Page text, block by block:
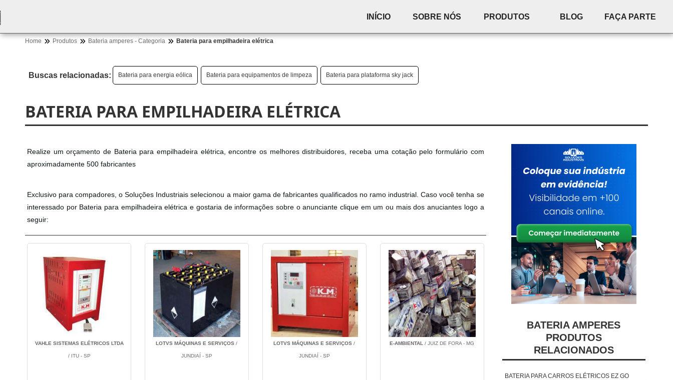
INÍCIO SOBRE NÓS PRODUTOS BLOG FAÇA PARTE
Home Produtos Bateria amperes - Categoria Bateria para empilhadeira elétrica
Buscas relacionadas: Bateria para energia eólica Bateria para equipamentos de limpeza Bateria para plataforma sky jack
BATERIA PARA EMPILHADEIRA ELÉTRICA
Realize um orçamento de Bateria para empilhadeira elétrica, encontre os melhores distribuidores, receba uma cotação pelo formulário com
aproximadamente 500 fabricantes
Exclusivo para compadores, o Soluções Industriais selecionou a maior gama de fabricantes qualificados no ramo industrial. Caso você tenha se
interessado por Bateria para empilhadeira elétrica e gostaria de informações sobre o anunciante clique em um ou mais dos anuciantes logo a
seguir:
VAHLE SISTEMAS ELÉTRICOS LTDA
/ ITU - SP
LOTVS MÁQUINAS E SERVIÇOS /
JUNDIAÍ - SP
LOTVS MÁQUINAS E SERVIÇOS /
JUNDIAÍ - SP
E-AMBIENTAL / JUIZ DE FORA - MG
BATERIA AMPERES
PRODUTOS
RELACIONADOS
BATERIA PARA CARROS ELÉTRICOS EZ GO